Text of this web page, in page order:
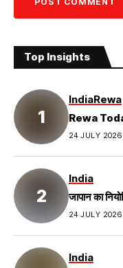
Top Insights
IndiaRewa
Rewa
24 JULY 2026
India
जापान का
24 JULY 2026
India